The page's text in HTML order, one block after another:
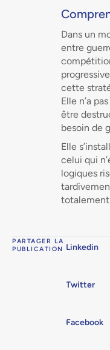
Dans un
entre
cette
Elle n’a
être
besoin de
Elle
celui qui
logiques
totalement
PARTAGER LA
PUBLICATION Linkedin
Twitter
Facebook